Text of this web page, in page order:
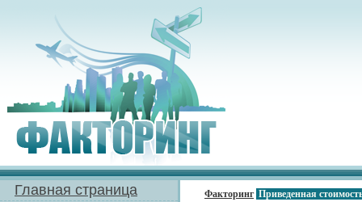
Главная страница
Факторинг Приведенная